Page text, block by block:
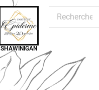
SHAWINIGAN